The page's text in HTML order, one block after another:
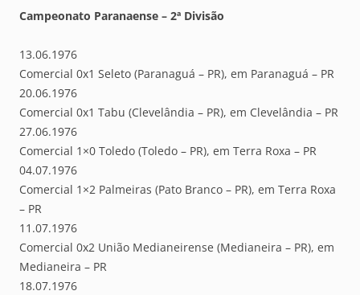
Campeonato Paranaense – 2ª Divisão
13.06.1976
Comercial 0x1 Seleto (Paranaguá – PR), em Paranaguá – PR
20.06.1976
Comercial 0x1 Tabu (Clevelândia – PR), em Clevelândia – PR
27.06.1976
Comercial 1×0 Toledo (Toledo – PR), em Terra Roxa – PR
04.07.1976
Comercial 1×2 Palmeiras (Pato Branco – PR), em Terra Roxa
– PR
11.07.1976
Comercial 0x2 União Medianeirense (Medianeira – PR), em
Medianeira – PR
18.07.1976